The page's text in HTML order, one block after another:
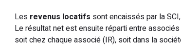
Les revenus locatifs sont encaissés par la
Le résultat net est ensuite réparti entre
soit chez chaque associé (IR), soit dans la